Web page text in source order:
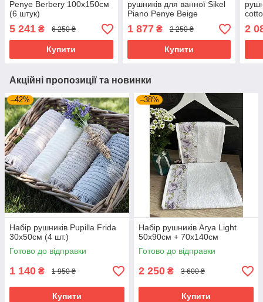
Penye Berbery 100х150см
(6 штук)
5 241 ₴ 6 250 ₴
Купити
рушників для ванної Sikel
Piano Penye Beige
1 877₴ 2 250 ₴
Купити
2
Акційні пропозиції та новинки
–42%
Набір рушників Pupilla Frida
30х50см (4 шт.)
Готово до відправки
1 140 ₴ 1 950 ₴
Купити
–38%
Набір рушників Arya Light
50x90см + 70х140см
Готово до відправки
2 250 ₴ 3 600 ₴
Купити